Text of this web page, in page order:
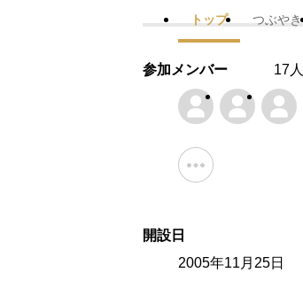
トップ つぶやき
参加メンバー 17人
開設日
2005年11月25日